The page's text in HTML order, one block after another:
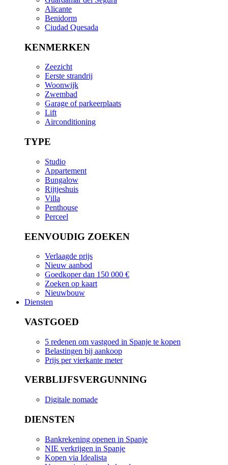
Alicante
Benidorm
Ciudad Quesada
KENMERKEN
Zeezicht
Eerste strandrij
Woonwijk
Zwembad
Garage of parkeerplaats
Lift
Airconditioning
TYPE
Studio
Appartement
Bungalow
Rijtjeshuis
Villa
Penthouse
Perceel
EENVOUDIG ZOEKEN
Verlaagde prijs
Nieuw aanbod
Goedkoper dan 150 000 €
Zoeken op kaart
Nieuwbouw
Diensten
VASTGOED
5 redenen om vastgoed in Spanje te kopen
Belastingen bij aankoop
Prijs per vierkante meter
VERBLIJFSVERGUNNING
Digitale nomade
DIENSTEN
Bankrekening openen in Spanje
NIE verkrijgen in Spanje
Kopen via Idealista